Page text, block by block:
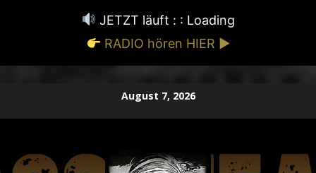
JETZT läuft : : Loading
RADIO hören HIER ▶
August 7, 2026